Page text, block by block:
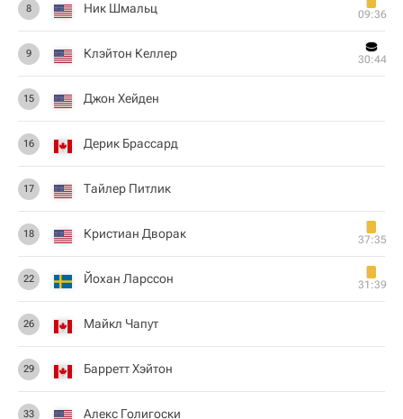
8 Ник Шмальц 09:36
9 Клэйтон Келлер 30:44
15 Джон Хейден
16 Дерик Брассард
17 Тайлер Питлик
18 Кристиан Дворак 37:35
22 Йохан Ларссон 31:39
26 Майкл Чапут
29 Барретт Хэйтон
33 Алекс Голигоски